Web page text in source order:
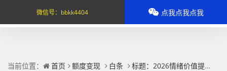
当前位置： 首页 额度变现 白条 标题：2026情绪价值提现全攻略：从“被白嫖”到“被付费”，这4步让你的共情力变成稳定收入
微信号： bbkk4404 点我点我点我